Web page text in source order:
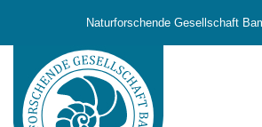
Naturforschende Gesellschaft